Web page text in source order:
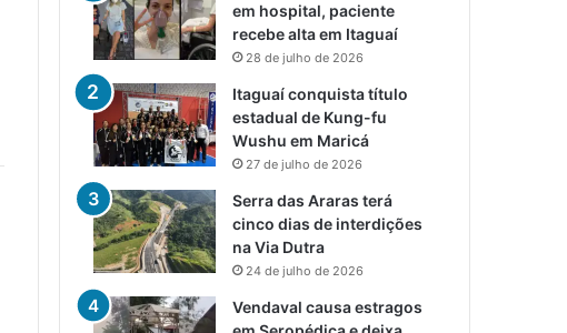
em hospital, paciente
recebe alta em Itaguaí
28 de julho de 2026
Itaguaí conquista título
estadual de Kung-fu
Wushu em Maricá
27 de julho de 2026
Serra das Araras terá
cinco dias de interdições
na Via Dutra
24 de julho de 2026
Vendaval causa estragos